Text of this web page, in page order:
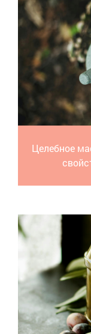
Целебное
Масло
вещества,
Мы потратили
все, то
и